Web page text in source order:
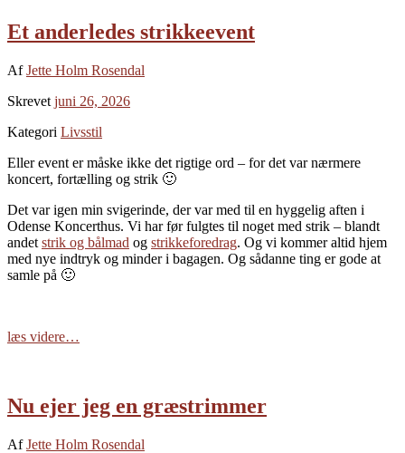
Et anderledes strikkeevent
AfJette Holm Rosendal
Skrevet juni 26, 2026
Kategori Livsstil
Eller event er måske ikke det rigtige ord – for det var nærmere
koncert, fortælling og strik 🙂
Det var igen min svigerinde, der var med til en hyggelig aften i
Odense Koncerthus. Vi har før fulgtes til noget med strik – blandt
andet strik og bålmad og strikkeforedrag. Og vi kommer altid hjem
med nye indtryk og minder i bagagen. Og sådanne ting er gode at
samle på 🙂
læs videre…
Nu ejer jeg en græstrimmer
AfJette Holm Rosendal